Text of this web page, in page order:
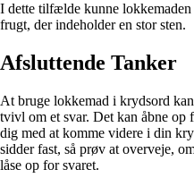
I dette tilfælde kunne
frugt, der indeholder en stor sten.
Afsluttende Tanker
At bruge lokkemad i krydsord
tvivl om et svar. Det kan åbne
dig med at komme videre i din
sidder fast, så prøv at overveje,
låse op for svaret.